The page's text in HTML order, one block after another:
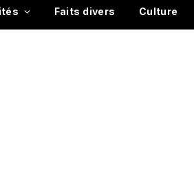
Faits divers Culture